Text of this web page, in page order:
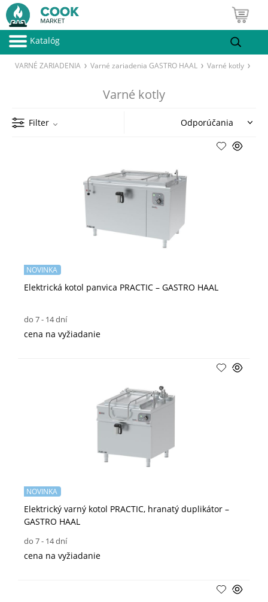
Katalóg
VARNÉ ZARIADENIA Varné zariadenia GASTRO HAAL Varné kotly
Varné kotly
Filter
Elektrická kotol panvica PRACTIC – GASTRO HAAL
NOVINKA
do 7 - 14 dní
cena na vyžiadanie
Elektrický varný kotol PRACTIC, hranatý duplikátor –
GASTRO HAAL
NOVINKA
do 7 - 14 dní
cena na vyžiadanie